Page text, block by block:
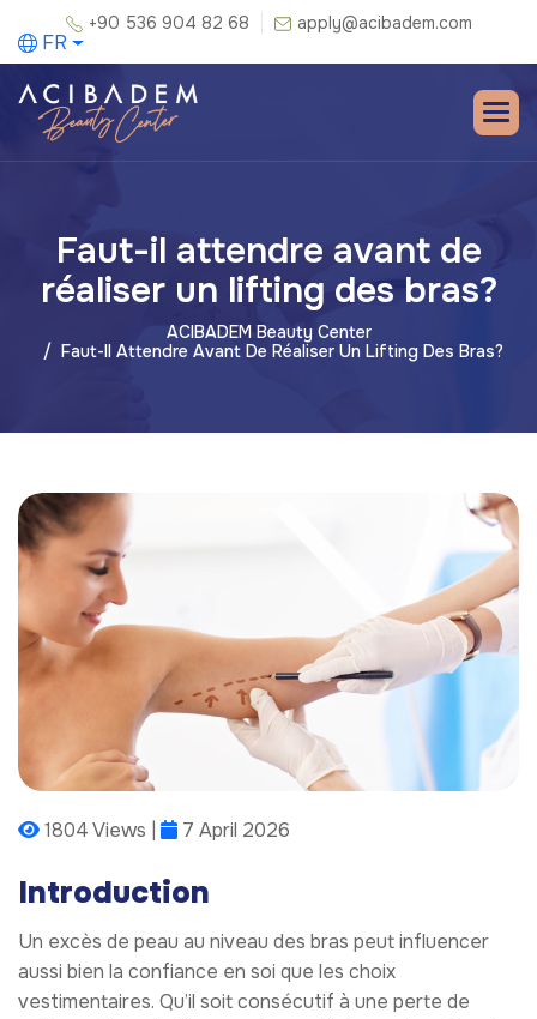
+90 536 904 82 68 apply@acibadem.com
FR
Faut-il attendre avant de
réaliser un lifting des bras?
ACIBADEM Beauty Center
Faut-Il Attendre Avant De Réaliser Un Lifting Des Bras?
1804 Views | 7 April 2026
Introduction
Un excès de peau au niveau des bras peut influencer
aussi bien la confiance en soi que les choix
vestimentaires. Qu’il soit consécutif à une perte de